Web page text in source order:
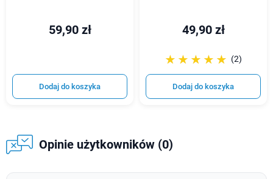
59,90 zł
Dodaj do koszyka
49,90 zł
☆☆☆☆☆
★★★★★ (2)
Dodaj do koszyka
Opinie użytkowników (0)